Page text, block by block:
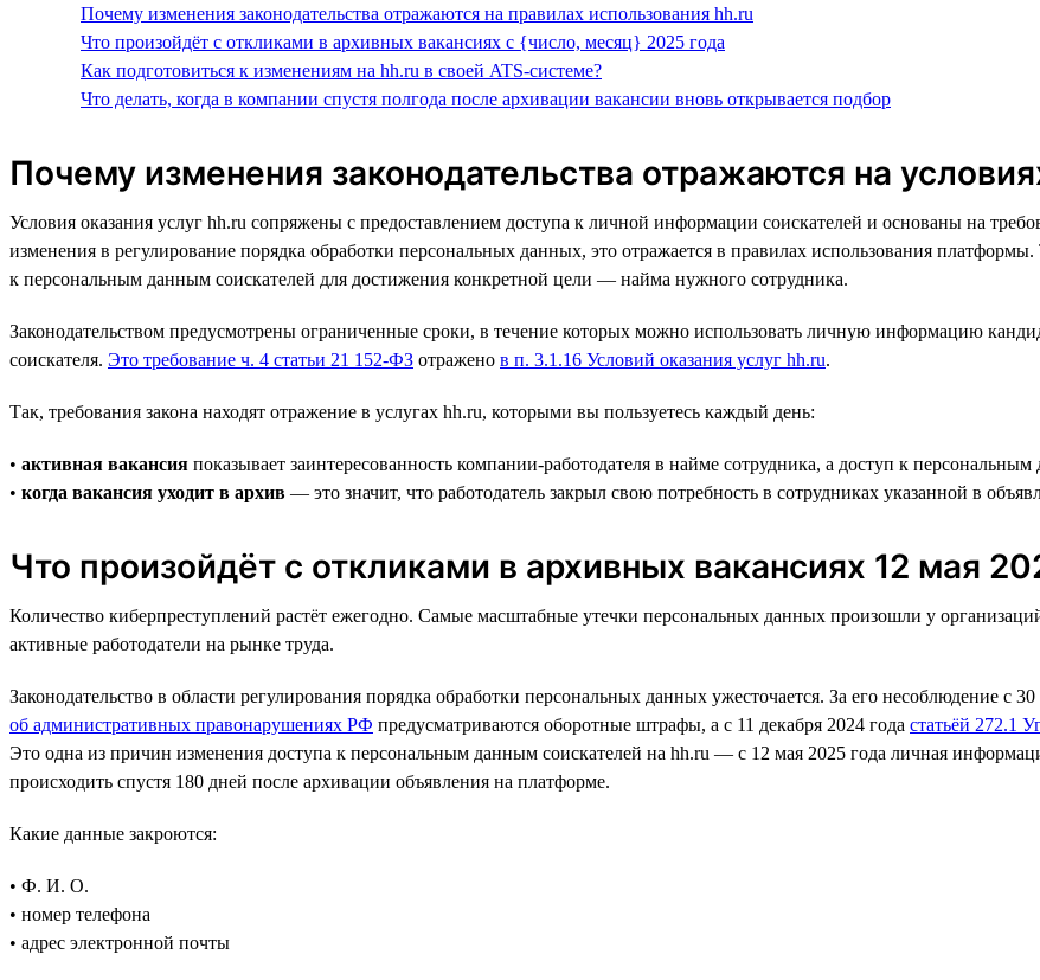
Почему изменения законодательства отражаются на правилах использования hh.ru
Что произойдёт с откликами в архивных вакансиях с {число, месяц} 2025 года
Как подготовиться к изменениям на hh.ru в своей ATS-системе?
Что делать, когда в компании спустя полгода после архивации вакансии вновь открывается подбор
Почему изменения законодательства отражаются на
Условия оказания услуг hh.ru сопряжены с предоставлением доступа к личной информации соискателей и основаны на
изменения в регулирование порядка обработки персональных данных, это отражается в правилах использования платформы.
к персональным данным соискателей для достижения конкретной цели — найма нужного сотрудника.
Законодательством предусмотрены ограниченные сроки, в течение которых можно использовать личную информацию
соискателя. Это требование ч. 4 статьи 21 152-ФЗ отражено в п. 3.1.16 Условий оказания услуг hh.ru.
Так, требования закона находят отражение в услугах hh.ru, которыми вы пользуетесь каждый день:
• активная вакансия показывает заинтересованность компании-работодателя в найме сотрудника, а доступ к
• когда вакансия уходит в архив — это значит, что работодатель закрыл свою потребность в сотрудниках указанной в
Что произойдёт с откликами в архивных вакансиях 12 мая
Количество киберпреступлений растёт ежегодно. Самые масштабные утечки персональных данных произошли у
активные работодатели на рынке труда.
Законодательство в области регулирования порядка обработки персональных данных ужесточается. За его несоблюдение с 30
об административных правонарушениях РФ предусматриваются оборотные штрафы, а с 11 декабря 2024 года статьёй 272.1
Это одна из причин изменения доступа к персональным данным соискателей на hh.ru — с 12 мая 2025 года личная
происходить спустя 180 дней после архивации объявления на платформе.
Какие данные закроются:
• Ф. И. О.
• номер телефона
• адрес электронной почты